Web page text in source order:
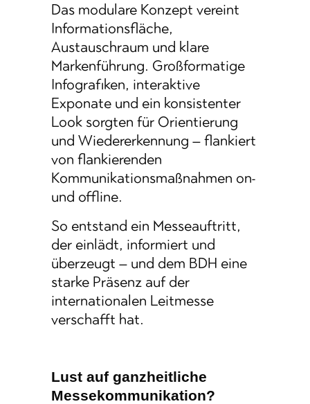
Das modulare Konzept vereint
Informationsfläche,
Austauschraum und klare
Markenführung. Großformatige
Infografiken, interaktive
Exponate und ein konsistenter
Look sorgten für Orientierung
und Wiedererkennung – flankiert
von flankierenden
Kommunikationsmaßnahmen on-
und offline.
So entstand ein Messeauftritt,
der einlädt, informiert und
überzeugt – und dem BDH eine
starke Präsenz auf der
internationalen Leitmesse
verschafft hat.
Lust auf ganzheitliche
Messekommunikation?